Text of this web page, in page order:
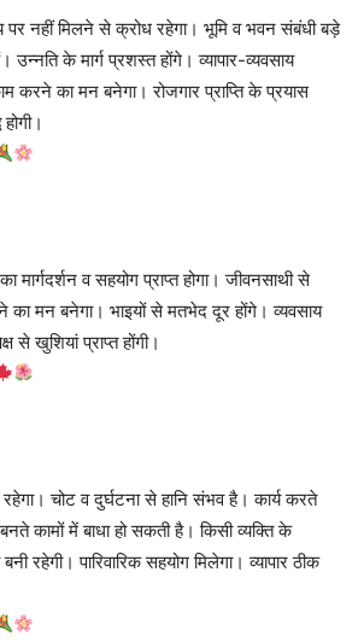
नहीं मिलने से क्रोध रहेगा। भूमि व भवन संबंधी बड़े
के मार्ग प्रशस्त होंगे। व्यापार-व्यवसाय
करने का मन बनेगा। रोजगार प्राप्ति के प्रयास
मार्गदर्शन व सहयोग प्राप्त होगा। जीवनसाथी से
का मन बनेगा। भाइयों से मतभेद दूर होंगे। व्यवसाय
से खुशियां प्राप्त होंगी।
रहेगा। चोट व दुर्घटना से हानि संभव है। कार्य करते
कामों में बाधा हो सकती है। किसी व्यक्ति के
पारिवारिक सहयोग मिलेगा। व्यापार ठीक